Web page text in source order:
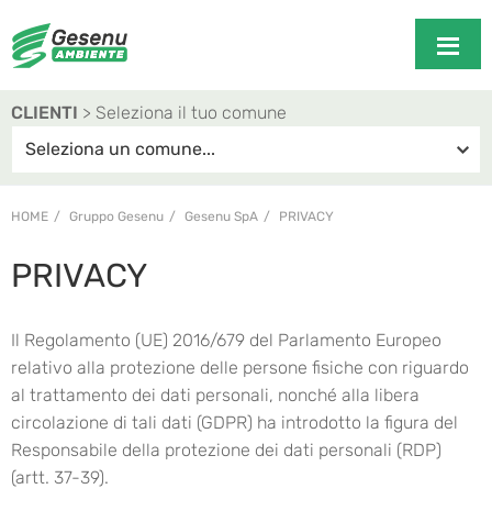
CLIENTI > Seleziona il tuo comune
HOME Gruppo Gesenu Gesenu SpA PRIVACY
PRIVACY
Il Regolamento (UE) 2016/679 del Parlamento Europeo
relativo alla protezione delle persone fisiche con riguardo
al trattamento dei dati personali, nonché alla libera
circolazione di tali dati (GDPR) ha introdotto la figura del
Responsabile della protezione dei dati personali (RDP)
(artt. 37-39).